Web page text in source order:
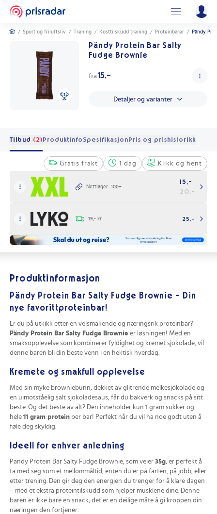
/ Sport og friluftsliv / Trening / Kosttilskudd trening / Proteinbarer / Pändy
Pändy Protein Bar Salty
Fudge Brownie
fra 15,-
Detaljer og varianter
Tilbud (2)Produktinfo SpesifikasjonPris og prishistorikk
Gratis frakt 1 dag Klikk og hent
Nettlager: 100+
15,-
20,-
19,- kr 25,-
Produktinformasjon
Pändy Protein Bar Salty Fudge Brownie – Din
nye favorittproteinbar!
Er du på utkikk etter en velsmakende og næringsrik proteinbar?
Pändy Protein Bar Salty Fudge Brownie er løsningen! Med en
smaksopplevelse som kombinerer fyldighet og kremet sjokolade, vil
denne baren bli din beste venn i en hektisk hverdag.
Kremete og smakfull opplevelse
Med sin myke browniebunn, dekket av glitrende melkesjokolade og
en uimotståelig salt sjokoladesaus, får du bakverk og snacks på sitt
beste. Og det beste av alt? Den inneholder kun 1 gram sukker og
hele 11 gram protein per bar! Perfekt når du vil ha noe godt uten å
føle deg skyldig.
Ideell for enhver anledning
Pändy Protein Bar Salty Fudge Brownie, som veier 35g, er perfekt å
ta med seg som et mellommåltid, enten du er på farten, på jobb, eller
etter trening. Den gir deg den energien du trenger for å klare dagen
– med et ekstra proteintilskudd som hjelper musklene dine. Denne
baren er ikke bare en snack; det er en deilige måte å gi kroppen din
næringen den fortjener.